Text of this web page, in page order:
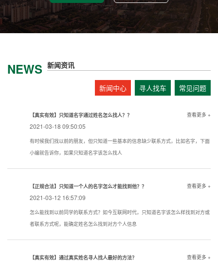
NEWS 新闻资讯
新闻中心 寻人找车 常见问题
【真实有效】只知道名字通过姓名怎么找人？？
2021-03-18 09:50:05
查看更多 +
有时候我们找以前的朋友，但只知道一些基本的信息缺少联系方式，比如名字，下面
小编就告诉你，如果只知道名字该怎么找人
【正规合法】只知道一个人的名字怎么才能找到他？？
2021-03-12 16:57:09
查看更多 +
怎么能找到以前同学的联系方式？如今互联网时代，只知道名字该怎么样找到对方或
者联系方式呢，能确定姓名怎么找到对方个人信息
【真实有效】通过真实姓名寻人找人最好的方法？ 查看更多 +